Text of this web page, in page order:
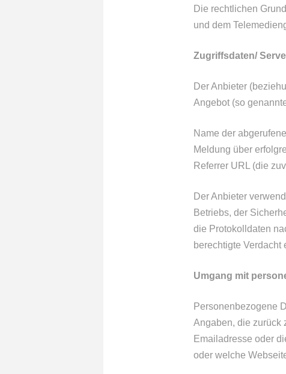
Die rechtlichen
und dem
Zugriffsdaten/
Der Anbieter
Angebot (so
Name der
Meldung über
Referrer URL (die
Der Anbieter
Betriebs, der
die Protokolldaten
berechtigte Verdacht
Umgang mit
Personenbezogene
Angaben, die zurück
Emailadresse oder
oder welche